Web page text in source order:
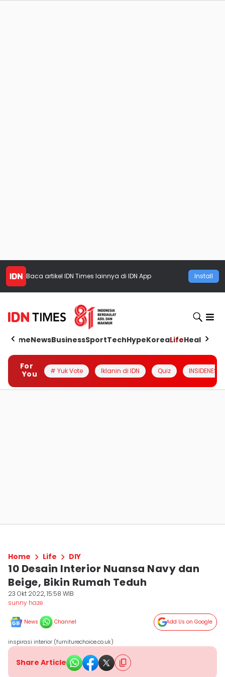
Baca artikel IDN Times lainnya di IDN App Install
HomeNewsBusinessSportTechHypeKoreaLifeHealth
For
You
# Yuk Vote Iklanin di IDN Quiz INSIDENESIA
Home Life DIY
10 Desain Interior Nuansa Navy dan
Beige, Bikin Rumah Teduh
23 Okt 2022, 15:58 WIB
sunny haze
News Channel Add Us on Google
inspirasi interior (furniturechoice.co.uk)
Share Article